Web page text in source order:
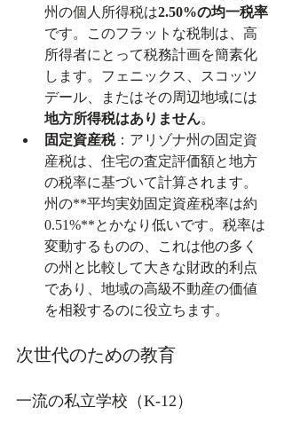
州の個人所得税は2.50%の均一税率
です。このフラットな税制は、高
所得者にとって税務計画を簡素化
します。フェニックス、スコッツ
デール、またはその周辺地域には
地方所得税はありません。
固定資産税：アリゾナ州の固定資
産税は、住宅の査定評価額と地方
の税率に基づいて計算されます。
州の**平均実効固定資産税率は約
0.51%**とかなり低いです。税率は
変動するものの、これは他の多く
の州と比較して大きな財政的利点
であり、地域の高級不動産の価値
を相殺するのに役立ちます。
次世代のための教育
一流の私立学校（K-12）